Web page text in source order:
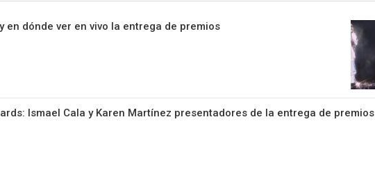
en dónde ver en vivo la entrega de premios
Ismael Cala y Karen Martínez presentadores de la entrega de premios